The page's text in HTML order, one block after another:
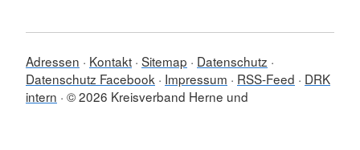
Adressen Kontakt Sitemap
Datenschutz
Datenschutz Facebook
Impressum RSS-Feed
DRK
intern © 2026 Kreisverband Herne und